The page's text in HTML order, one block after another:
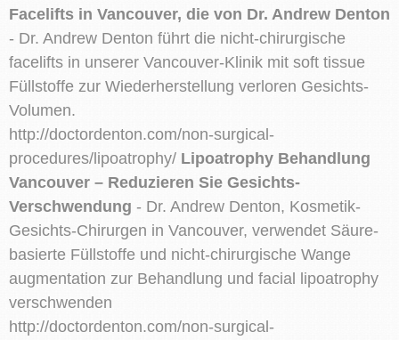
Facelifts in Vancouver, die von Dr. Andrew Denton
- Dr. Andrew Denton führt die nicht-chirurgische
facelifts in unserer Vancouver-Klinik mit soft tissue
Füllstoffe zur Wiederherstellung verloren Gesichts-
Volumen.
http://doctordenton.com/non-surgical-
procedures/lipoatrophy/ Lipoatrophy Behandlung
Vancouver – Reduzieren Sie Gesichts-
Verschwendung - Dr. Andrew Denton, Kosmetik-
Gesichts-Chirurgen in Vancouver, verwendet Säure-
basierte Füllstoffe und nicht-chirurgische Wange
augmentation zur Behandlung und facial lipoatrophy
verschwenden
http://doctordenton.com/non-surgical-